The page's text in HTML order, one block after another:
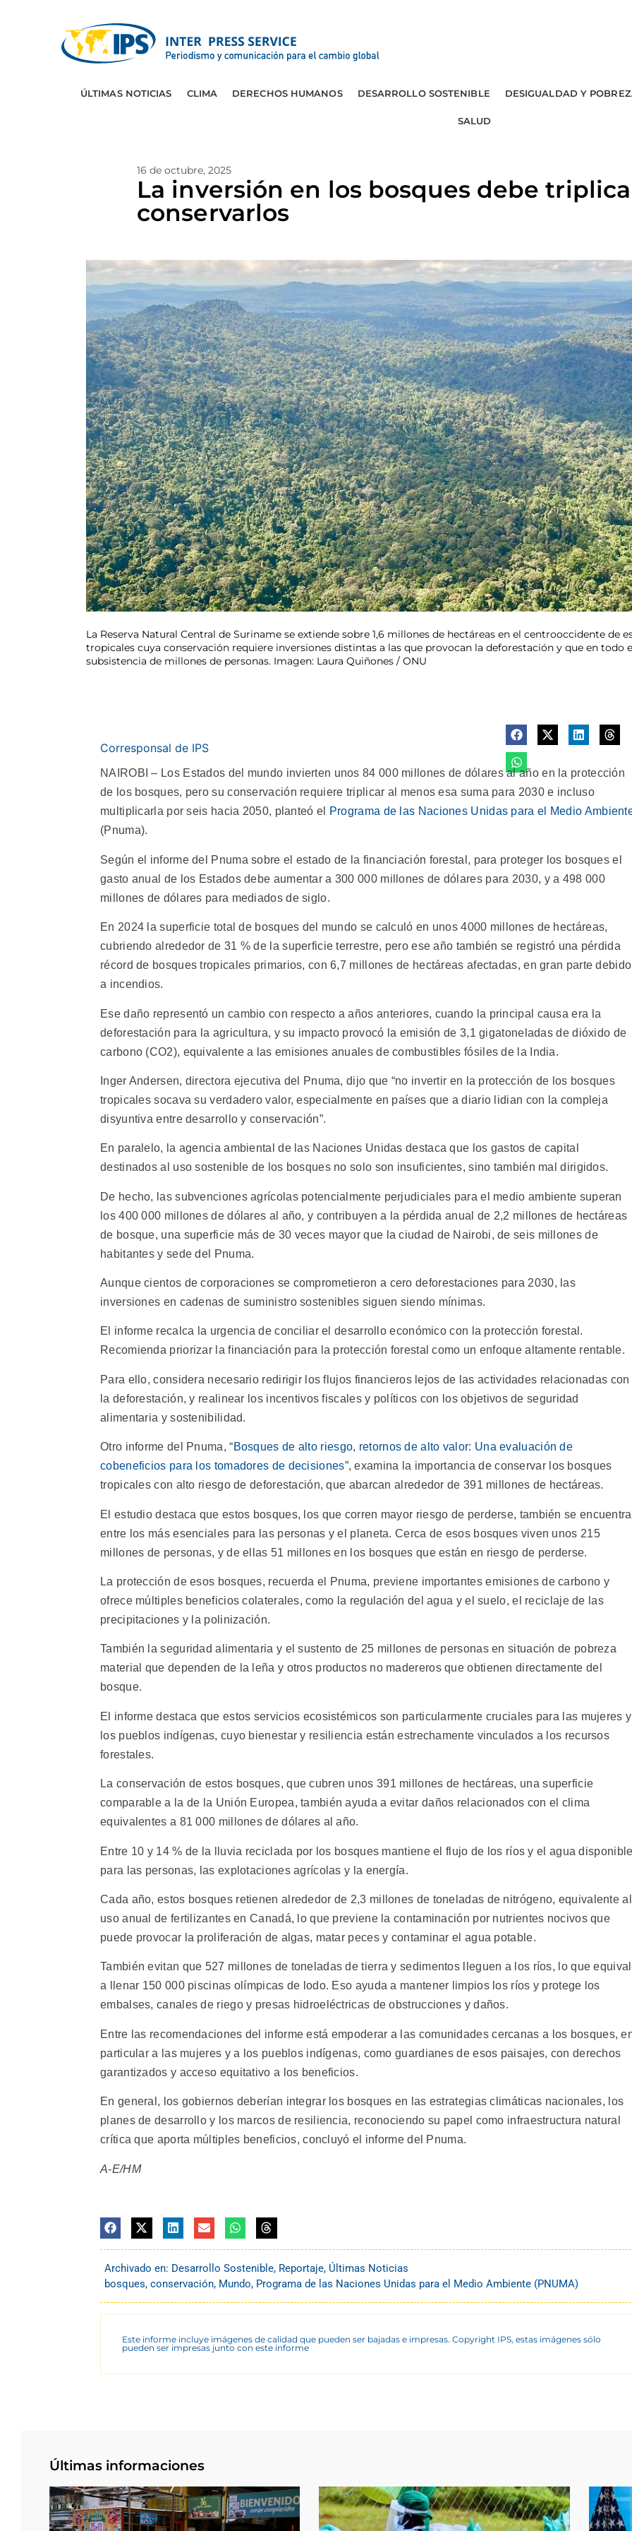
ÚLTIMAS NOTICIAS CLIMA DERECHOS HUMANOS DESARROLLO SOSTENIBLE DESIGUALDAD Y
SALUD
16 de octubre, 2025
La inversión en los bosques debe
conservarlos
La Reserva Natural Central de Suriname se extiende sobre 1,6 millones de hectáreas en el centrooccidente de
tropicales cuya conservación requiere inversiones distintas a las que provocan la deforestación y que en todo
subsistencia de millones de personas. Imagen: Laura Quiñones / ONU
Corresponsal de IPS
NAIROBI – Los Estados del mundo invierten unos 84 000 millones de dólares al año en la protección
de los bosques, pero su conservación requiere triplicar al menos esa suma para 2030 e incluso
multiplicarla por seis hacia 2050, planteó el
Programa de las Naciones Unidas para el Medio
(Pnuma).
Según el informe del Pnuma sobre el estado de la financiación forestal, para proteger los bosques el
gasto anual de los Estados debe aumentar a 300 000 millones de dólares para 2030, y a 498 000
millones de dólares para mediados de siglo.
En 2024 la superficie total de bosques del mundo se calculó en unos 4000 millones de hectáreas,
cubriendo alrededor de 31 % de la superficie terrestre, pero ese año también se registró una pérdida
récord de bosques tropicales primarios, con 6,7 millones de hectáreas afectadas, en gran parte debido
a incendios.
Ese daño representó un cambio con respecto a años anteriores, cuando la principal causa era la
deforestación para la agricultura, y su impacto provocó la emisión de 3,1 gigatoneladas de dióxido de
carbono (CO2), equivalente a las emisiones anuales de combustibles fósiles de la India.
Inger Andersen, directora ejecutiva del Pnuma, dijo que “no invertir en la protección de los bosques
tropicales socava su verdadero valor, especialmente en países que a diario lidian con la compleja
disyuntiva entre desarrollo y conservación”.
En paralelo, la agencia ambiental de las Naciones Unidas destaca que los gastos de capital
destinados al uso sostenible de los bosques no solo son insuficientes, sino también mal dirigidos.
De hecho, las subvenciones agrícolas potencialmente perjudiciales para el medio ambiente superan
los 400 000 millones de dólares al año, y contribuyen a la pérdida anual de 2,2 millones de hectáreas
de bosque, una superficie más de 30 veces mayor que la ciudad de Nairobi, de seis millones de
habitantes y sede del Pnuma.
Aunque cientos de corporaciones se comprometieron a cero deforestaciones para 2030, las
inversiones en cadenas de suministro sostenibles siguen siendo mínimas.
El informe recalca la urgencia de conciliar el desarrollo económico con la protección forestal.
Recomienda priorizar la financiación para la protección forestal como un enfoque altamente rentable.
Para ello, considera necesario redirigir los flujos financieros lejos de las actividades relacionadas con
la deforestación, y realinear los incentivos fiscales y políticos con los objetivos de seguridad
alimentaria y sostenibilidad.
Otro informe del Pnuma, “Bosques de alto riesgo, retornos de alto valor: Una evaluación de
cobeneficios para los tomadores de decisiones”, examina la importancia de conservar los bosques
tropicales con alto riesgo de deforestación, que abarcan alrededor de 391 millones de hectáreas.
El estudio destaca que estos bosques, los que corren mayor riesgo de perderse, también se
entre los más esenciales para las personas y el planeta. Cerca de esos bosques viven unos 215
millones de personas, y de ellas 51 millones en los bosques que están en riesgo de perderse.
La protección de esos bosques, recuerda el Pnuma, previene importantes emisiones de carbono y
ofrece múltiples beneficios colaterales, como la regulación del agua y el suelo, el reciclaje de las
precipitaciones y la polinización.
También la seguridad alimentaria y el sustento de 25 millones de personas en situación de pobreza
material que dependen de la leña y otros productos no madereros que obtienen directamente del
bosque.
El informe destaca que estos servicios ecosistémicos son particularmente cruciales para las mujeres y
los pueblos indígenas, cuyo bienestar y resiliencia están estrechamente vinculados a los recursos
forestales.
La conservación de estos bosques, que cubren unos 391 millones de hectáreas, una superficie
comparable a la de la Unión Europea, también ayuda a evitar daños relacionados con el clima
equivalentes a 81 000 millones de dólares al año.
Entre 10 y 14 % de la lluvia reciclada por los bosques mantiene el flujo de los ríos y el agua
para las personas, las explotaciones agrícolas y la energía.
Cada año, estos bosques retienen alrededor de 2,3 millones de toneladas de nitrógeno, equivalente al
uso anual de fertilizantes en Canadá, lo que previene la contaminación por nutrientes nocivos que
puede provocar la proliferación de algas, matar peces y contaminar el agua potable.
También evitan que 527 millones de toneladas de tierra y sedimentos lleguen a los ríos, lo que
a llenar 150 000 piscinas olímpicas de lodo. Eso ayuda a mantener limpios los ríos y protege los
embalses, canales de riego y presas hidroeléctricas de obstrucciones y daños.
Entre las recomendaciones del informe está empoderar a las comunidades cercanas a los bosques,
particular a las mujeres y a los pueblos indígenas, como guardianes de esos paisajes, con derechos
garantizados y acceso equitativo a los beneficios.
En general, los gobiernos deberían integrar los bosques en las estrategias climáticas nacionales, los
planes de desarrollo y los marcos de resiliencia, reconociendo su papel como infraestructura natural
crítica que aporta múltiples beneficios, concluyó el informe del Pnuma.
A-E/HM
Archivado en: Desarrollo Sostenible, Reportaje, Últimas Noticias
bosques, conservación, Mundo, Programa de las Naciones Unidas para el Medio Ambiente (PNUMA)
Este informe incluye imágenes de calidad que pueden ser bajadas e impresas. Copyright IPS, estas imágenes sólo
pueden ser impresas junto con este informe
Últimas informaciones